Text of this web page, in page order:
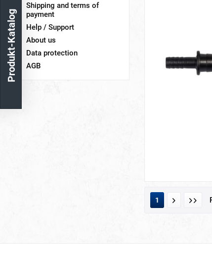
Shipping and terms of
payment
Help / Support
About us
Data protection
AGB
1
Produkt-Katalog